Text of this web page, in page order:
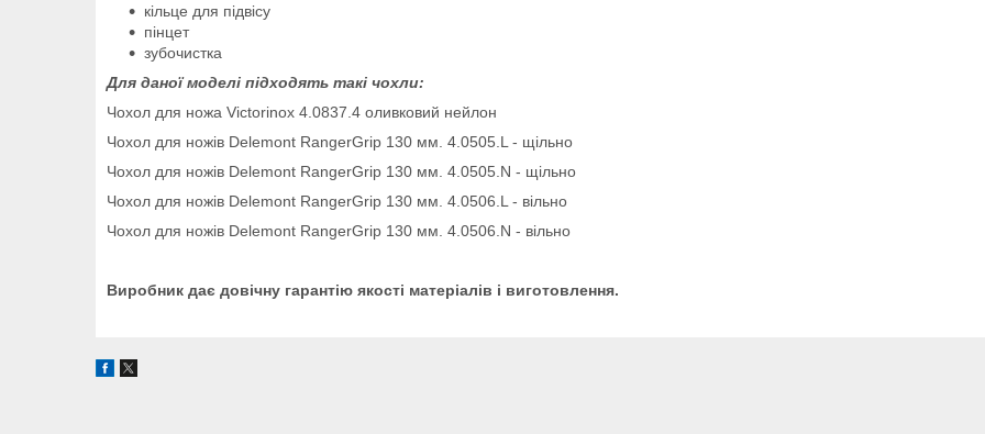
кільце для підвісу
пінцет
зубочистка
Для даної моделі підходять такі чохли:
Чохол для ножа Victorinox 4.0837.4 оливковий нейлон
Чохол для ножів Delemont RangerGrip 130 мм. 4.0505.L - щільно
Чохол для ножів Delemont RangerGrip 130 мм. 4.0505.N - щільно
Чохол для ножів Delemont RangerGrip 130 мм. 4.0506.L - вільно
Чохол для ножів Delemont RangerGrip 130 мм. 4.0506.N - вільно
Виробник дає довічну гарантію якості матеріалів і виготовлення.